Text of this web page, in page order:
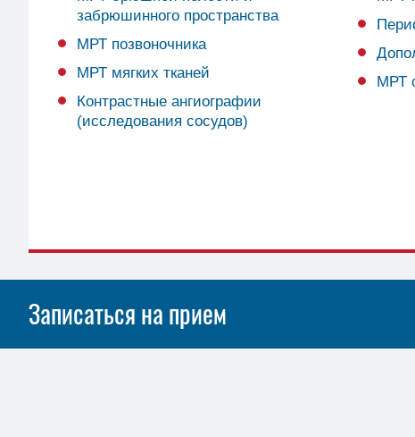
забрюшинного пространства
МРТ позвоночника
МРТ мягких тканей
Контрастные ангиографии
(исследования сосудов)
МРТ
Записаться на прием